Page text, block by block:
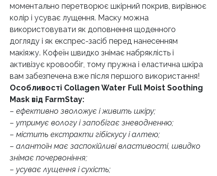
моментально перетворює шкірний покрив, вирівнює
колір і усуває лущення. Маску можна
використовувати як доповнення щоденного
догляду і як експрес-засіб перед нанесенням
макіяжу. Кофеїн швидко знімає набряклість і
активізує кровообіг, тому пружна і еластична шкіра
вам забезпечена вже після першого використання!
Особливості Collagen Water Full Moist Soothing
Mask від FarmStay:
– ефективно зволожує і живить шкіру;
– утримує вологу і запобігає зневодненню;
– містить екстракти гібіскусу і алтею;
– алантоїн має заспокійливі властивості, швидко
знімає почервоніння;
– усуває лущення і сухість;